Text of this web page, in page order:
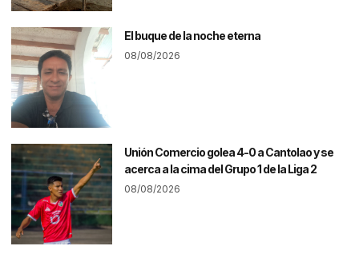
El buque de la noche eterna
08/08/2026
Unión Comercio golea 4-0 a Cantolao y se
acerca a la cima del Grupo 1 de la Liga 2
08/08/2026